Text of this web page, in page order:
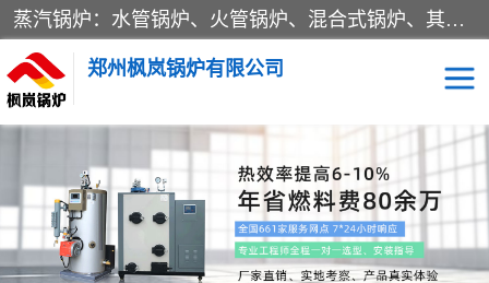
蒸汽锅炉：水管锅炉、火管锅炉、混合式锅炉、其他蒸汽锅炉； 热水锅炉：家用型集中供暖用热水锅炉、其他热水锅炉； 有机热载体锅炉； 船用蒸汽锅炉； （锅炉用辅助设备及装置）蒸汽冷凝器：表面冷凝器、混合式冷凝器、空冷式冷凝器、其他蒸汽冷凝器； 锅炉用辅助设备：节热器、蒸汽收集器、蓄能器、烟垢清除器、气体回收器、泥渣刮除器、空气预热器、其他锅炉用辅助设备；
郑州枫岚锅炉有限公司